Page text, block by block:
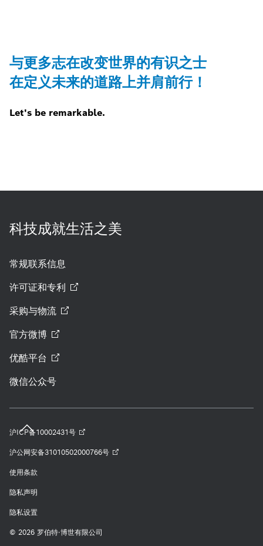
与更多志在改变世界的有识之士
在定义未来的道路上并肩前行！
Let's be remarkable.
科技成就生活之美
常规联系信息
许可证和专利
采购与物流
官方微博
优酷平台
微信公众号
沪ICP备10002431号
沪公网安备31010502000766号
使用条款
隐私声明
隐私设置
© 2026 罗伯特·博世有限公司